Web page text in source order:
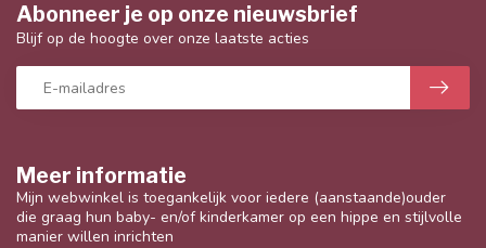
Meer informatie
Mijn webwinkel is toegankelijk voor iedere (aanstaande)ouder
die graag hun baby- en/of kinderkamer op een hippe en stijlvolle
manier willen inrichten
Abonneer je op onze nieuwsbrief
Blijf op de hoogte over onze laatste acties